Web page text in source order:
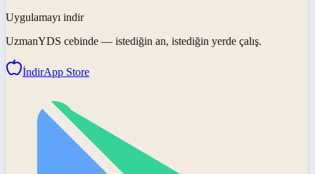
Uygulamayı indir
UzmanYDS cebinde — istediğin an, istediğin yerde çalış.
İndirApp Store